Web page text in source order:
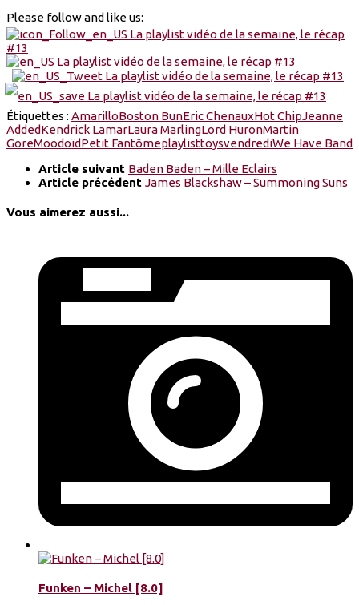
Please follow and like us:
Étiquettes : AmarilloBoston BunEric ChenauxHot ChipJeanne
AddedKendrick LamarLaura MarlingLord HuronMartin
GoreMoodoïdPetit FantômeplaylisttoysvendrediWe Have Band
Article suivant Baden Baden – Mille Eclairs
Article précédent James Blackshaw – Summoning Suns
Vous aimerez aussi...
Funken – Michel [8.0]